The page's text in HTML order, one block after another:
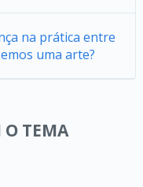
na prática entre
uma arte?
O TEMA